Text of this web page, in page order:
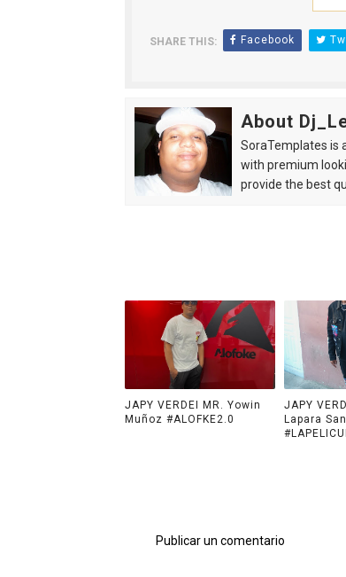
SHARE THIS: Facebook
About
SoraTemplates is
with premium
provide the best
JAPY VERDEI MR. Yowin
Muñoz #ALOFKE2.0
JAPY
Lapara
Publicar un comentario